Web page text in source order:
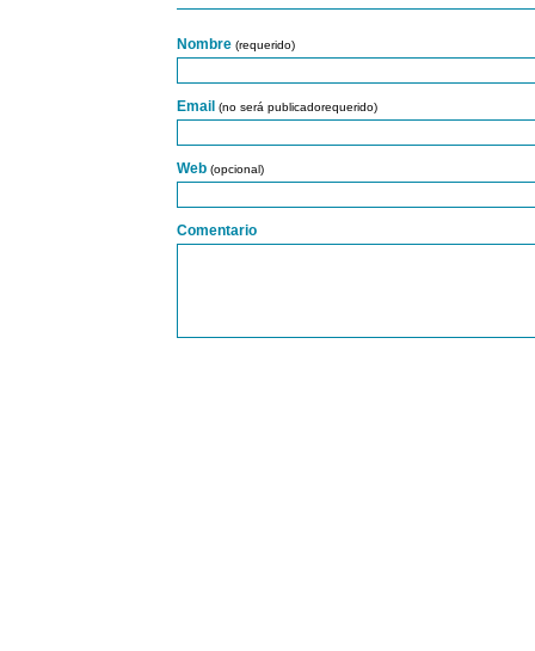
Nombre (requerido)
Email (no será publicadorequerido)
Web (opcional)
Comentario